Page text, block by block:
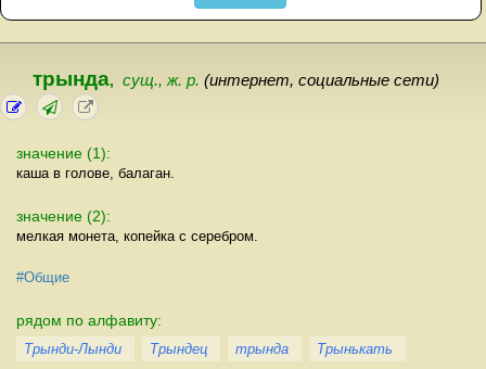
трында, сущ., ж. р. (интернет, социальные сети)
значение (1):
каша в голове, балаган.
значение (2):
мелкая монета, копейка с серебром.
#Общие
рядом по алфавиту:
Трынди-Лынди Трындец трында
Трынькать